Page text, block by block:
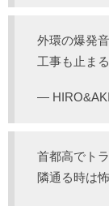
外環の爆発
工事も止ま
—
首都高でト
隣通る時は